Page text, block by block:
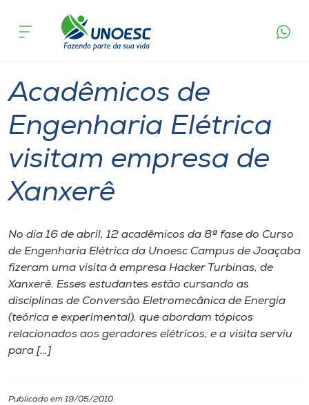
Cursos
Pesquisa
Atendimento ao Estudante
Portal de Ensino
A
Unoesc
Internacionalização
I.nova
acontece
Acadêmicos de
Engenharia Elétrica
visitam empresa de
Xanxerê
No dia 16 de abril, 12 acadêmicos da 8ª fase do Curso
de Engenharia Elétrica da Unoesc Campus de Joaçaba
fizeram uma visita à empresa Hacker Turbinas, de
Xanxerê. Esses estudantes estão cursando as
disciplinas de Conversão Eletromecânica de Energia
(teórica e experimental), que abordam tópicos
relacionados aos geradores elétricos, e a visita serviu
para […]
Publicado em 19/05/2010